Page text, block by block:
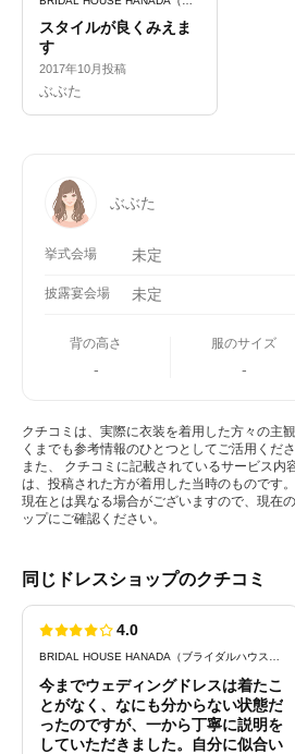
スタイルが良くみえま
す
2017年10月投稿
ぶぶた
ぶぶた
挙式会場 未定
披露宴会場 未定
背の高さ
-
服のサイズ
-
クチコミは、実際に衣装を着用した方々の主
くまでも参考情報のひとつとしてご活用くださ
また、 クチコミに記載されているサービス内
は、投稿された方が着用した当時のものです。
現在とは異なる場合がございますので、現在
ップにご確認ください。
同じドレスショップのクチコミ
4.0
今までウェディングドレスは着たこ
とがなく、なにも分からない状態だ
ったのですが、一から丁寧に説明を
していただきました。自分に似合い